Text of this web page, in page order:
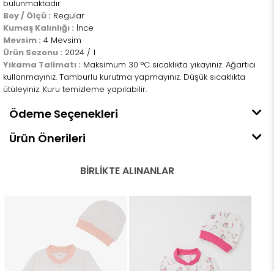
bulunmaktadır
Boy / Ölçü : Regular
Kumaş Kalınlığı : İnce
Mevsim : 4 Mevsim
Ürün Sezonu : 2024 / 1
Yıkama Talimatı : Maksimum 30 °C sıcaklıkta yıkayınız. Ağartıcı
kullanmayınız. Tamburlu kurutma yapmayınız. Düşük sıcaklıkta
ütüleyiniz. Kuru temizleme yapılabilir.
Ödeme Seçenekleri
Ürün Önerileri